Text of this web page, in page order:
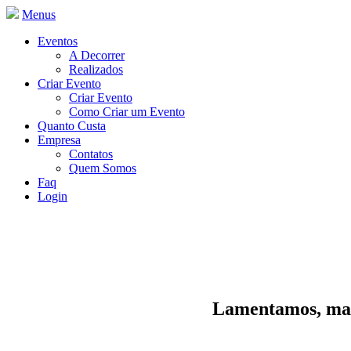
Menus
Eventos
A Decorrer
Realizados
Criar Evento
Criar Evento
Como Criar um Evento
Quanto Custa
Empresa
Contatos
Quem Somos
Faq
Login
Lamentamos,